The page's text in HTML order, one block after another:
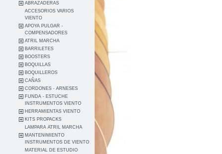
ABRAZADERAS
ACCESORIOS VARIOS
VIENTO
APOYA PULGAR -
COMPENSADORES
ATRIL MARCHA
BARRILETES
BOOSTERS
BOQUILLAS
BOQUILLEROS
CAÑAS
CORDONES - ARNESES
FUNDA - ESTUCHE
INSTRUMENTOS VIENTO
HERRAMIENTAS VIENTO
KITS PROPACKS
LAMPARA ATRIL MARCHA
MANTENIMIENTO
INSTRUMENTOS DE VIENTO
MATERIAL DE ESTUDIO